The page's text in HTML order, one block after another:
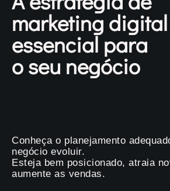
marketing digital
essencial para
o seu negócio
Conheça o planejamento
negócio evoluir.
Esteja bem posicionado, atraia
aumente as vendas.